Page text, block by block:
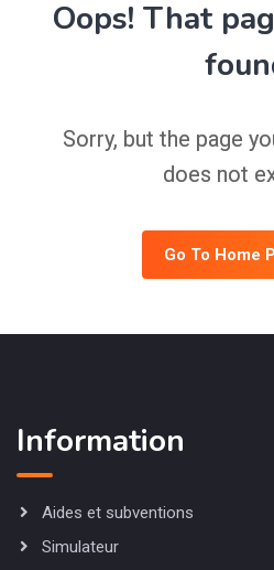
Oops! That
Sorry, but the page
does not
Go To Home
Information
Aides et subventions
Simulateur